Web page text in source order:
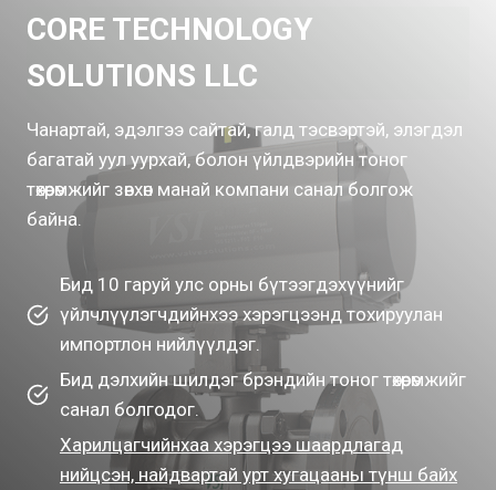
CORE TECHNOLOGY
SOLUTIONS LLC
Чанартай, эдэлгээ сайтай, галд тэсвэртэй, элэгдэл
багатай уул уурхай, болон үйлдвэрийн тоног
төхөөрөмжийг зөвхөн манай компани санал болгож
байна.
Бид 10 гаруй улс орны бүтээгдэхүүнийг
үйлчлүүлэгчдийнхээ хэрэгцээнд тохируулан
импортлон нийлүүлдэг.
Бид дэлхийн шилдэг брэндийн тоног төхөөрөмжийг
санал болгодог.
Харилцагчийнхаа хэрэгцээ шаардлагад
нийцсэн, найдвартай урт хугацааны түнш байх